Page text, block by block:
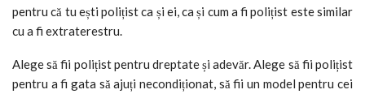
pentru că tu ești polițist ca și ei, ca și cum a fi polițist este similar
cu a fi extraterestru.
Alege să fii polițist pentru dreptate și adevăr. Alege să fii polițist
pentru a fi gata să ajuți necondiționat, să fii un model pentru cei